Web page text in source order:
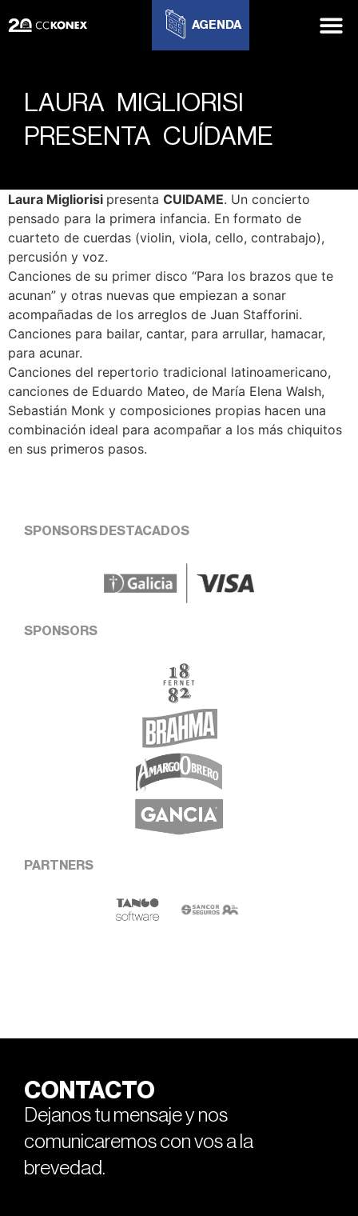
AGENDA
LAURA MIGLIORISI
PRESENTA CUÍDAME
Laura Migliorisi presenta CUIDAME. Un concierto
pensado para la primera infancia. En formato de
cuarteto de cuerdas (violin, viola, cello, contrabajo),
percusión y voz.
Canciones de su primer disco “Para los brazos que te
acunan” y otras nuevas que empiezan a sonar
acompañadas de los arreglos de Juan Stafforini.
Canciones para bailar, cantar, para arrullar, hamacar,
para acunar.
Canciones del repertorio tradicional latinoamericano,
canciones de Eduardo Mateo, de María Elena Walsh,
Sebastián Monk y composiciones propias hacen una
combinación ideal para acompañar a los más chiquitos
en sus primeros pasos.
SPONSORS DESTACADOS
SPONSORS
PARTNERS
CONTACTO
Dejanos tu mensaje y nos
comunicaremos con vos a la
brevedad.